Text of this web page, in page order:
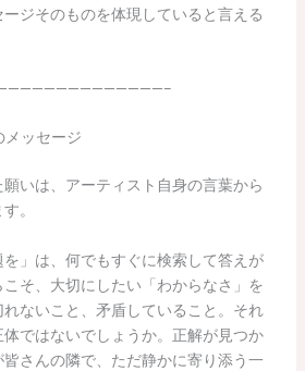
ジそのものを体現していると言える
メッセージ
いは、アーティスト自身の言葉から
。
を」は、何でもすぐに検索して答えが
そ、大切にしたい「わからなさ」を
ないこと、矛盾していること。それ
ではないでしょうか。正解が見つか
さんの隣で、ただ静かに寄り添う一